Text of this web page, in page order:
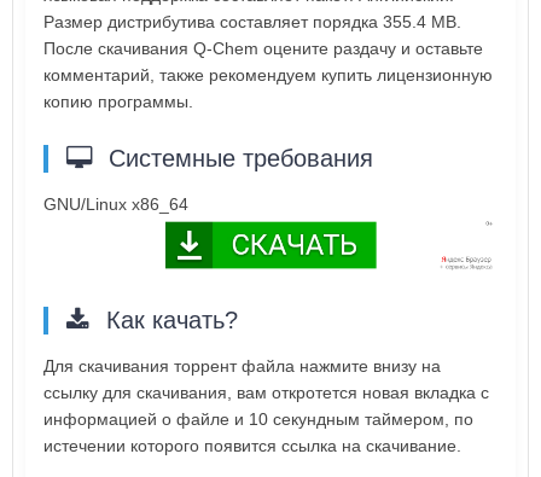
Размер дистрибутива составляет порядка 355.4 MB.
После скачивания Q-Chem оцените раздачу и оставьте
комментарий, также рекомендуем купить лицензионную
копию программы.
Системные требования
GNU/Linux x86_64
Как качать?
Для скачивания торрент файла нажмите внизу на
ссылку для скачивания, вам откротется новая вкладка с
информацией о файле и 10 секундным таймером, по
истечении которого появится ссылка на скачивание.